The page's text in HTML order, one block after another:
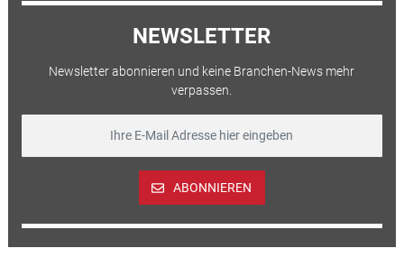
NEWSLETTER
Newsletter abonnieren und keine Branchen-News mehr
verpassen.
ABONNIEREN